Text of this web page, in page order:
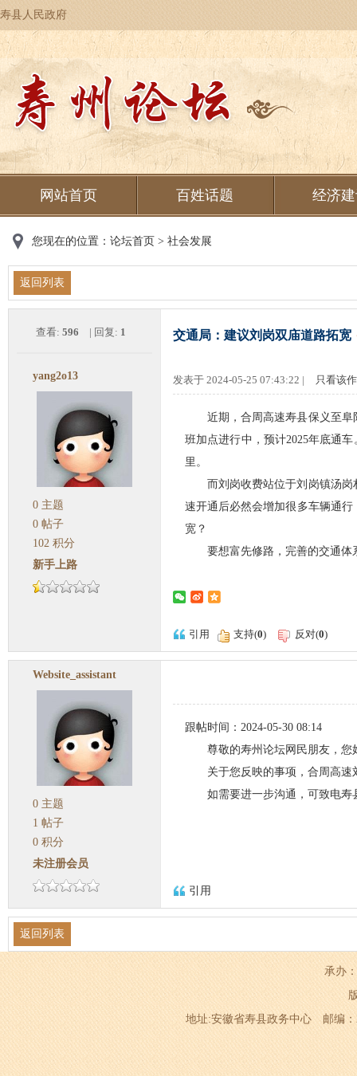
寿县人民政府
网站首页 百姓话题 经济
您现在的位置： 论坛首页 > 社会发展
返回列表
查看: 596 | 回复: 1 交通局：建议刘岗双庙道路拓宽
yang2o13
0 主题
0 帖子
102 积分
新手上路
发表于 2024-05-25 07:43:22 | 只看该
近期，合周高速寿县保义至
班加点进行中，预计2025年底通
里。
而刘岗收费站位于刘岗镇汤
速开通后必然会增加很多车辆通
宽？
要想富先修路，完善的交通
引用 支持(0) 反对(0)
Website_assistant
0 主题
1 帖子
0 积分
未注册会员
跟帖时间：2024-05-30 08:14
尊敬的寿州论坛网民朋友，您
关于您反映的事项，合周高
如需要进一步沟通，可致电寿
引用
返回列表
承办
地址:安徽省寿县政务中心 邮编：